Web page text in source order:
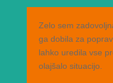
Zelo sem
ga dobila za
lahko uredila vse
olajšalo situacijo.